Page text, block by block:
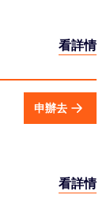
看詳情
申辦去
看詳情